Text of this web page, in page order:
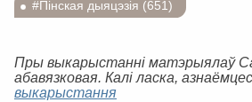
#Пінская дыяцэзія (651)
Пры выкарыстанні матэрыялаў
абавязковая. Калі ласка,
выкарыстання